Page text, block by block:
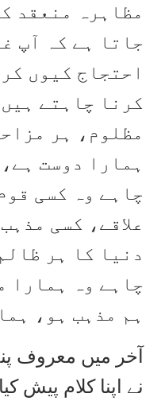
مظاہرہ منعقد
جاتا ہے کہ آپ
احتجاج کیوں
کرنا چاہتے
مظلوم، ہر
ہمارا دوست
چاہے وہ کسی
علاقے، کسی
دنیا کا ہر
چاہے وہ ہمارا
ہم مذہب ہو،
آخر میں معروف
نے اپنا کلام پیش